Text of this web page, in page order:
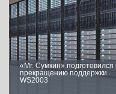
«Mr. Сумкин» подготовился
прекращению поддержки
WS2003